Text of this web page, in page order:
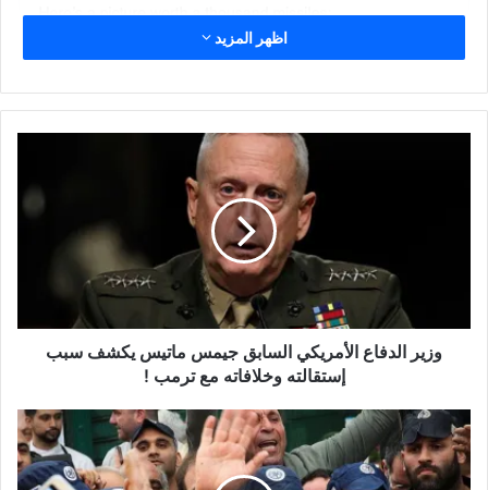
اظهر المزيد
ا
م
ر
وزير الدفاع الأمريكي السابق جيمس ماتيس يكشف سبب
إستقالته وخلافاته مع ترمب !
ا
ل
ز